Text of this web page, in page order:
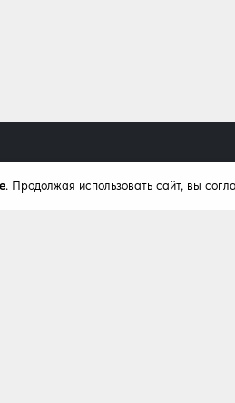
. Продолжая использовать сайт, вы